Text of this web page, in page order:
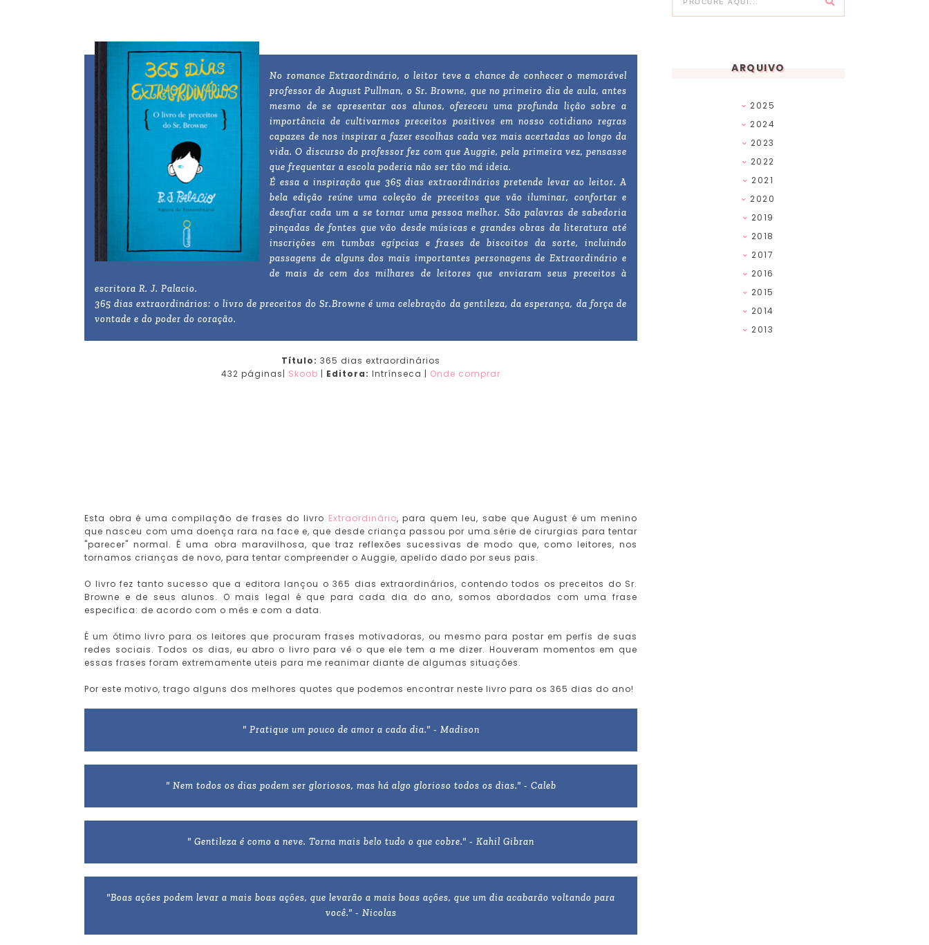
No romance Extraordinário, o leitor teve a chance de conhecer o memorável
professor de August Pullman, o Sr. Browne, que no primeiro dia de aula, antes
mesmo de se apresentar aos alunos, ofereceu uma profunda lição sobre a
importância de cultivarmos preceitos positivos em nosso cotidiano regras
capazes de nos inspirar a fazer escolhas cada vez mais acertadas ao longo da
vida. O discurso do professor fez com que Auggie, pela primeira vez, pensasse
que frequentar a escola poderia não ser tão má ideia.
É essa a inspiração que 365 dias extraordinários pretende levar ao leitor. A
bela edição reúne uma coleção de preceitos que vão iluminar, confortar e
desafiar cada um a se tornar uma pessoa melhor. São palavras de sabedoria
pinçadas de fontes que vão desde músicas e grandes obras da literatura até
inscrições em tumbas egípcias e frases de biscoitos da sorte, incluindo
passagens de alguns dos mais importantes personagens de Extraordinário e
de mais de cem dos milhares de leitores que enviaram seus preceitos à
escritora R. J. Palacio.
365 dias extraordinários: o livro de preceitos do Sr.Browne é uma celebração da gentileza, da esperança, da força de
vontade e do poder do coração.
Título: 365 dias extraordinários
432 páginas| Skoob | Editora: Intrínseca | Onde comprar
Esta obra é uma compilação de frases do livro Extraordinário, para quem leu, sabe que August é um menino
que nasceu com uma doença rara na face e, que desde criança passou por uma série de cirurgias para tentar
"parecer" normal. É uma obra maravilhosa, que traz reflexões sucessivas de modo que, como leitores, nos
tornamos crianças de novo, para tentar compreender o Auggie, apelido dado por seus pais.
O livro fez tanto sucesso que a editora lançou o 365 dias extraordinários, contendo todos os preceitos do Sr.
Browne e de seus alunos. O mais legal é que para cada dia do ano, somos abordados com uma frase
especifica: de acordo com o mês e com a data.
É um ótimo livro para os leitores que procuram frases motivadoras, ou mesmo para postar em perfis de suas
redes sociais. Todos os dias, eu abro o livro para vê o que ele tem a me dizer. Houveram momentos em que
essas frases foram extremamente uteis para me reanimar diante de algumas situações.
Por este motivo, trago alguns dos melhores quotes que podemos encontrar neste livro para os 365 dias do ano!
" Pratique um pouco de amor a cada dia." - Madison
" Nem todos os dias podem ser gloriosos, mas há algo glorioso todos os dias." - Caleb
" Gentileza é como a neve. Torna mais belo tudo o que cobre." - Kahil Gibran
"Boas ações podem levar a mais boas ações, que levarão a mais boas ações, que um dia acabarão voltando para
você." - Nicolas
ARQUIVO
2025
2024
2023
2022
2021
2020
2019
2018
2017
2016
2015
2014
2013